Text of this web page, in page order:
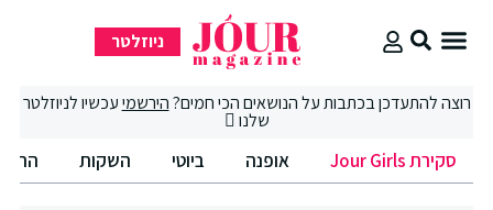
ניוזלטר
רוצה להתעדכן בכתבות על הנושאים הכי חמים?הירשמיעכשיו לניוזלטר
שלנו
סקירת Jour Girls אופנה ביוטי השקות